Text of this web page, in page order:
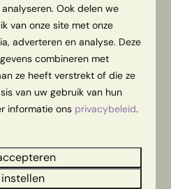
Ook delen we
van onze site met onze
adverteren en analyse. Deze
combineren met
ze heeft verstrekt of die ze
van uw gebruik van hun
informatie ons privacybeleid.